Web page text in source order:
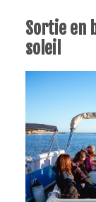
Sortie en
soleil